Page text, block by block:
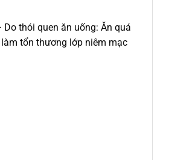
thói quen ăn uống: Ăn quá
tổn thương lớp niêm mạc